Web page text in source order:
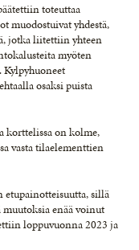
toteuttaa
muodostuivat yhdestä,
jotka liitettiin yhteen
myöten
Kylpyhuoneet
osaksi puista
korttelissa on kolme,
vasta tilaelementtien
sillä
muutoksia enää voinut
loppuvuonna 2023 ja